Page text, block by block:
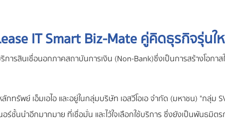
IT Smart Biz-Mate คู่คิดธุรกิจรุ่นใ
ารสินเชื่อนอกภาคสถาบันการเงิน (Non-Bank)ซึ่งเป็นการสร้างโอกา
รัพย์ เอ็มเอไอ และอยู่ในกลุ่มบริษัท เอสวีโอเอ จำกัด (มหาชน) "กลุ่ม
ร์ชั้นนำอีกมากมาย ที่เชื่อมั่น และไว้ใจเลือกใช้บริการ ซึ่งยังเป็นพันธมิ